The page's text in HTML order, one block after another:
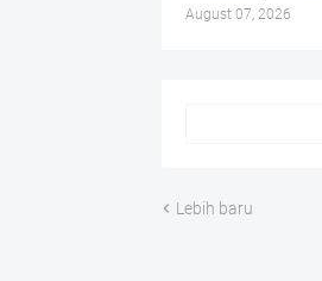
August 07, 2026
Lebih baru